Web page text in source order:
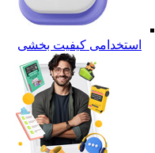
استخدامی کیفیت بخشی